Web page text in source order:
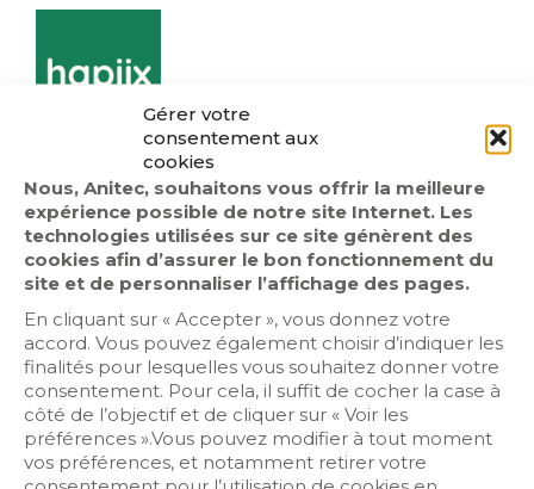
Gérer votre
consentement aux
cookies
Nous, Anitec, souhaitons vous offrir la meilleure
expérience possible de notre site Internet. Les
technologies utilisées sur ce site génèrent des
cookies afin d’assurer le bon fonctionnement du
site et de personnaliser l’affichage des pages.
En cliquant sur « Accepter », vous donnez votre
accord. Vous pouvez également choisir d’indiquer les
finalités pour lesquelles vous souhaitez donner votre
consentement. Pour cela, il suffit de cocher la case à
côté de l’objectif et de cliquer sur « Voir les
préférences ».Vous pouvez modifier à tout moment
vos préférences, et notamment retirer votre